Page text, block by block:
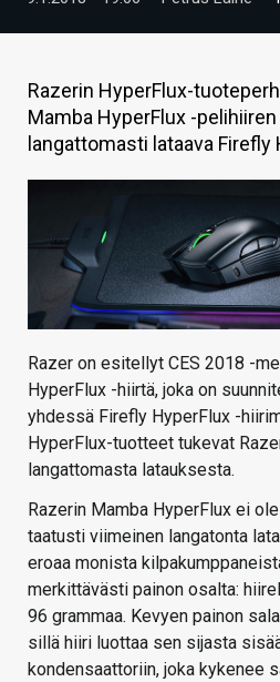
HINTA.FI
KAUPPA
VAIHDA TEEMA
HAKU
Razerin HyperFlux-
Mamba HyperFlux -
langattomasti lataava
Razer on esitellyt CES 2018 -
HyperFlux -hiirtä, joka on
yhdessä Firefly HyperFlux -
HyperFlux-tuotteet tukevat
langattomasta latauksesta.
Razerin Mamba HyperFlux ei
taatusti viimeinen langatonta
eroaa monista
merkittävästi painon osalta:
96 grammaa. Kevyen painon
sillä hiiri luottaa sen sijasta
kondensaattoriin, joka kykenee